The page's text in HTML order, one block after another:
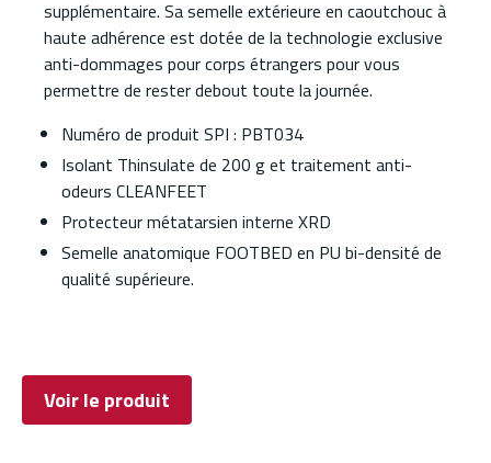
supplémentaire. Sa semelle extérieure en caoutchouc à
haute adhérence est dotée de la technologie exclusive
anti-dommages pour corps étrangers pour vous
permettre de rester debout toute la journée.
Numéro de produit SPI : PBT034
Isolant Thinsulate de 200 g et traitement anti-
odeurs CLEANFEET
Protecteur métatarsien interne XRD
Semelle anatomique FOOTBED en PU bi-densité de
qualité supérieure.
Voir le produit